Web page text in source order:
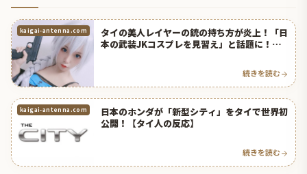
kaigai-antenna.com
タイの美人レイヤーの銃の持ち方が炎上！「日
本の武装JKコスプレを見習え」と話題に！
続きを読む
kaigai-antenna.com
日本のホンダが「新型シティ」をタイで世界初
公開！【タイ人の反応】
続きを読む